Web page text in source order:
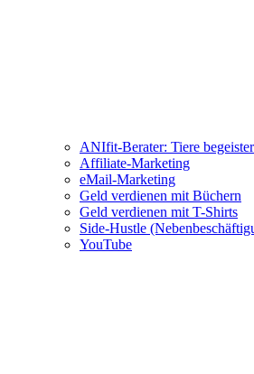
ANIfit-Berater: Tiere
Affiliate-Marketing
eMail-Marketing
Geld verdienen mit Büchern
Geld verdienen mit T-Shirts
Side-Hustle
YouTube